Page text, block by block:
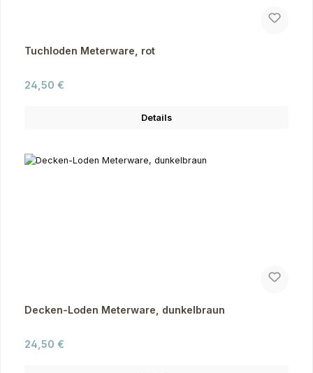
Tuchloden Meterware, rot
Regulärer Preis:
24,50 €
Details
Decken-Loden Meterware, dunkelbraun
Regulärer Preis:
24,50 €